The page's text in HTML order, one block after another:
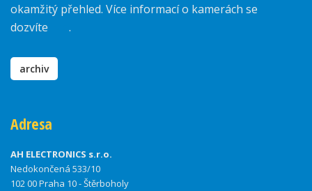
okamžitý přehled. Více informací o kamerách se
dozvíte
.
archiv
Adresa
AH ELECTRONICS s.r.o.
Nedokončená 533/10
102 00 Praha 10 - Štěrboholy